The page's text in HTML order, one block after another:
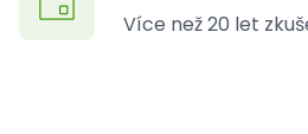
Více než 20 let